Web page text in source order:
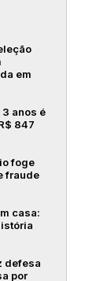
em
anos é
847
foge
fraude
casa:
defesa
por